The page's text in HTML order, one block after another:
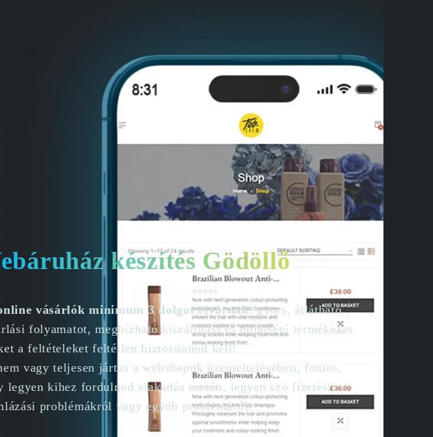
készítés Gödöllő
vásárlók minimum 3 dolgot elvárnak: gyors, átlátható
folyamatot, megbízható kiszállítást és minőségi termékeket.
a feltételeket feltétlen biztosítanod kell!
vagy teljesen jártas a webshopok üzemeltetésében, fontos,
legyen kihez fordulnod elakadás esetén, legyen szó fizetési,
problémákról vagy egyéb problémáról.